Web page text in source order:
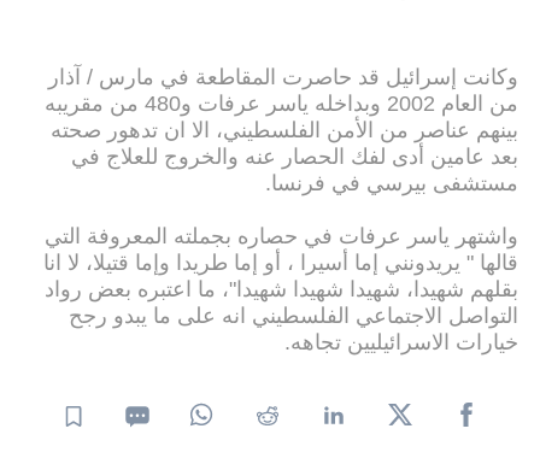
وكانت إسرائيل قد حاصرت المقاطعة في مارس / آذار
من العام 2002 وبداخله ياسر عرفات و480 من مقريبه
بينهم عناصر من الأمن الفلسطيني، الا ان تدهور صحته
بعد عامين أدى لفك الحصار عنه والخروج للعلاج في
مستشفى بيرسي في فرنسا.
واشتهر ياسر عرفات في حصاره بجملته المعروفة التي
قالها " يريدونني إما أسيرا ، أو إما طريدا وإما قتيلا، لا انا
بقلهم شهيدا، شهيدا شهيدا شهيدا"، ما اعتبره بعض رواد
التواصل الاجتماعي الفلسطيني انه على ما يبدو رجح
خيارات الاسرائيليين تجاهه.